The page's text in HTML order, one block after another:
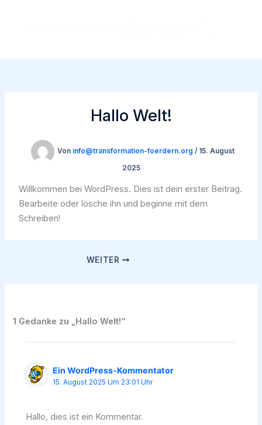
Hallo Welt!
Von info@transformation-foerdern.org / 15. August
2025
Willkommen bei WordPress. Dies ist dein erster Beitrag.
Bearbeite oder lösche ihn und beginne mit dem
Schreiben!
WEITER
1 Gedanke zu „Hallo Welt!“
Ein WordPress-Kommentator
15. August 2025 Um 23:01 Uhr
Hallo, dies ist ein Kommentar.